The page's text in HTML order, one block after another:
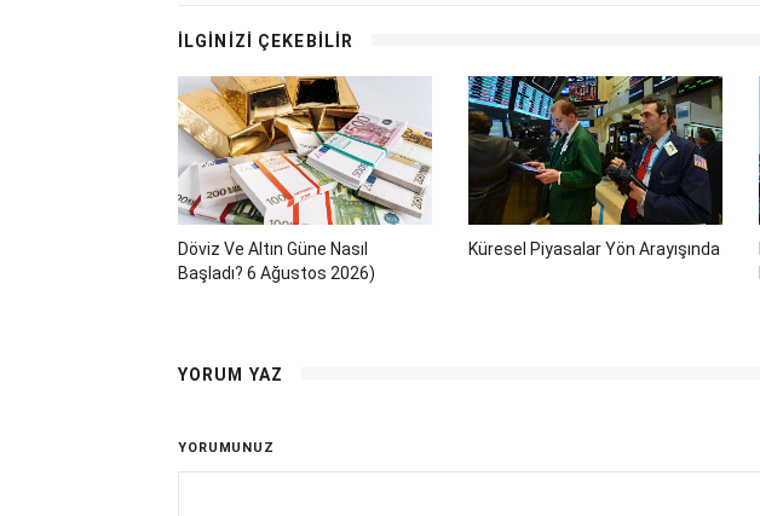
İLGİNİZİ ÇEKEBİLİR
Döviz Ve Altın Güne Nasıl
Başladı? 6 Ağustos 2026)
Küresel Piyasalar Yön Arayışında
YORUM YAZ
YORUMUNUZ